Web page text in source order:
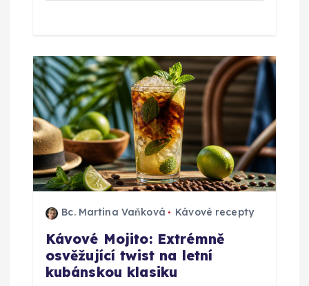
Bc. Martina Vaňková Kávové recepty
Kávové Mojito: Extrémně
osvěžující twist na letní
kubánskou klasiku